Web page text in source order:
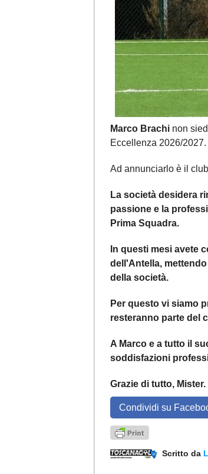
Marco Brachi non
Eccellenza 2026/2027.
Ad annunciarlo è il
La società desidera
passione e la
Prima Squadra.
In questi mesi avete
dell'Antella,
della società.
Per questo vi siamo
resteranno parte del
A Marco e a tutto il
soddisfazioni
Grazie di tutto, Mister.
Condividi su
Scritto da